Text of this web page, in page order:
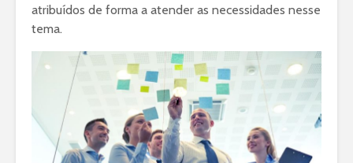
atribuídos de forma a atender as necessidades nesse
tema.